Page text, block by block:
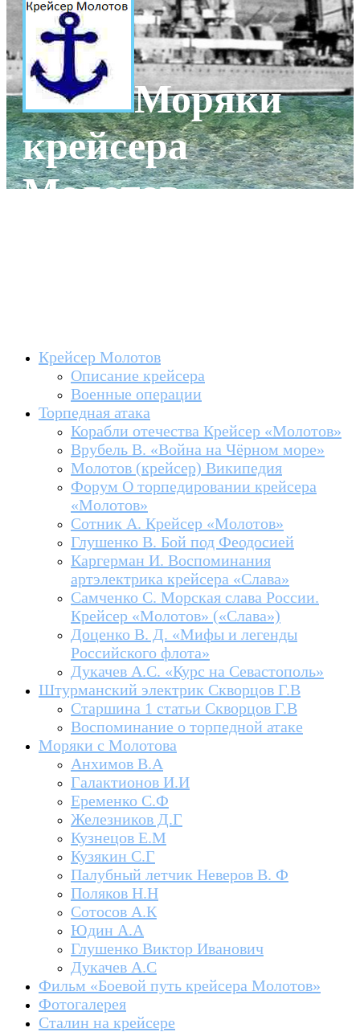
Моряки
крейсера
Молотов
Крейсер Молотов
Описание крейсера
Военные операции
Торпедная атака
Корабли отечества Крейсер «Молотов»
Врубель В. «Война на Чёрном море»
Молотов (крейсер) Википедия
Форум О торпедировании крейсера
«Молотов»
Сотник А. Крейсер «Молотов»
Глушенко В. Бой под Феодосией
Каргерман И. Воспоминания
артэлектрика крейсера «Слава»
Самченко С. Морская слава России.
Крейсер «Молотов» («Слава»)
Доценко В. Д. «Мифы и легенды
Российского флота»
Дукачев А.С. «Курс на Севастополь»
Штурманский электрик Скворцов Г.В
Старшина 1 статьи Скворцов Г.В
Воспоминание о торпедной атаке
Моряки с Молотова
Анхимов В.А
Галактионов И.И
Еременко С.Ф
Железников Д.Г
Кузнецов Е.М
Кузякин С.Г
Палубный летчик Неверов В. Ф
Поляков Н.Н
Сотосов А.К
Юдин А.А
Глушенко Виктор Иванович
Дукачев А.С
Фильм «Боевой путь крейсера Молотов»
Фотогалерея
Сталин на крейсере